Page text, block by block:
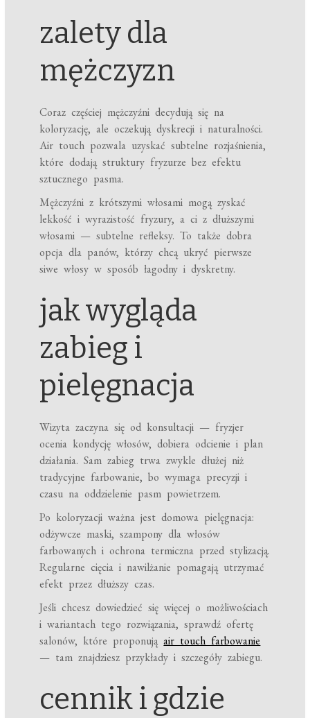
zalety dla
mężczyzn
Coraz częściej mężczyźni decydują się na
koloryzację, ale oczekują dyskrecji i naturalności.
Air touch pozwala uzyskać subtelne rozjaśnienia,
które dodają struktury fryzurze bez efektu
sztucznego pasma.
Mężczyźni z krótszymi włosami mogą zyskać
lekkość i wyrazistość fryzury, a ci z dłuższymi
włosami — subtelne refleksy. To także dobra
opcja dla panów, którzy chcą ukryć pierwsze
siwe włosy w sposób łagodny i dyskretny.
jak wygląda
zabieg i
pielęgnacja
Wizyta zaczyna się od konsultacji — fryzjer
ocenia kondycję włosów, dobiera odcienie i plan
działania. Sam zabieg trwa zwykle dłużej niż
tradycyjne farbowanie, bo wymaga precyzji i
czasu na oddzielenie pasm powietrzem.
Po koloryzacji ważna jest domowa pielęgnacja:
odżywcze maski, szampony dla włosów
farbowanych i ochrona termiczna przed stylizacją.
Regularne cięcia i nawilżanie pomagają utrzymać
efekt przez dłuższy czas.
Jeśli chcesz dowiedzieć się więcej o możliwościach
i wariantach tego rozwiązania, sprawdź ofertę
salonów, które proponująair touch farbowanie
— tam znajdziesz przykłady i szczegóły zabiegu.
cennik i gdzie